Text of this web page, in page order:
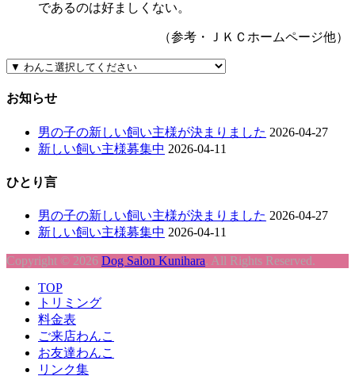
であるのは好ましくない。
（参考・ＪＫＣホームページ他）
お知らせ
男の子の新しい飼い主様が決まりました 2026-04-27
新しい飼い主様募集中 2026-04-11
ひとり言
男の子の新しい飼い主様が決まりました 2026-04-27
新しい飼い主様募集中 2026-04-11
Copyright © 2026 Dog Salon Kunihara. All Rights Reserved.
TOP
トリミング
料金表
ご来店わんこ
お友達わんこ
リンク集